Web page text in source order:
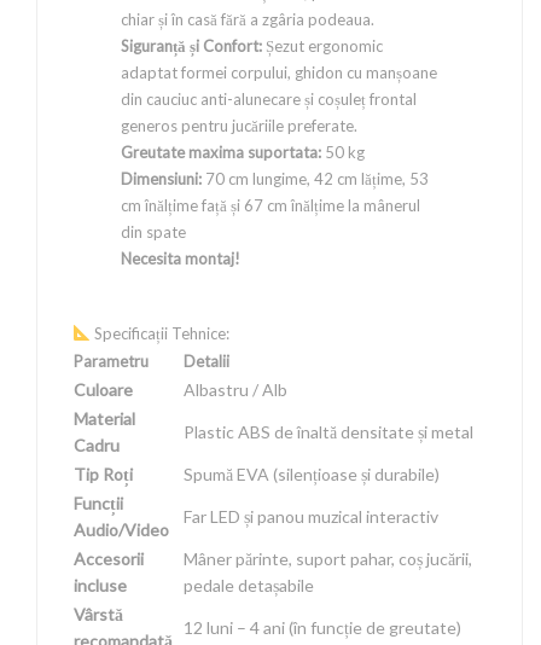
chiar și în casă fără a zgâria podeaua.
Siguranță și Confort: Șezut ergonomic
adaptat formei corpului, ghidon cu manșoane
din cauciuc anti-alunecare și coșuleț frontal
generos pentru jucăriile preferate.
Greutate maxima suportata: 50 kg
Dimensiuni: 70 cm lungime, 42 cm lățime, 53
cm înălțime față și 67 cm înălțime la mânerul
din spate
Necesita montaj!
Specificații Tehnice:
Parametru
Detalii
Culoare
Albastru / Alb
Material
Cadru
Plastic ABS de înaltă densitate și metal
Tip Roți
Spumă EVA (silențioase și durabile)
Funcții
Audio/Video
Far LED și panou muzical interactiv
Accesorii
incluse
Mâner părinte, suport pahar, coș jucării,
pedale detașabile
Vârstă
recomandată
12 luni – 4 ani (în funcție de greutate)